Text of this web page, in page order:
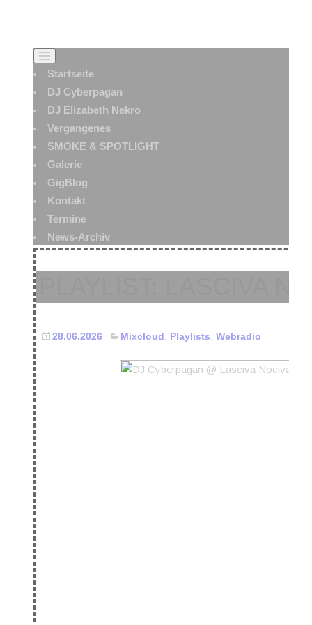
Startseite
DJ Cyberpagan
DJ Elizabeth Nekro
Vergangenes
SMOKE & SPOTLIGHT
Galerie
GigBlog
Kontakt
Termine
News-Archiv
28.06.2026 Mixcloud Playlists Webradio